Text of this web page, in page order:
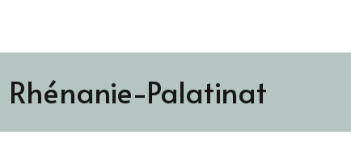
Rhénanie-Palatinat